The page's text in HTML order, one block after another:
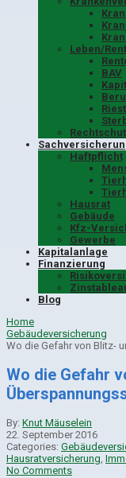
Leben/
BAV
Haftpflicht
Hausrat
Gebäude
Kfz-
Gewerbe
Kapitalanlage
Finanzierung
Blog
Home
Gebäudeversicherung
Wo die Gefahr von Blitz-
Wo die Gefahr
By: Knut Mäuselein
22. September 2016
Categories:
Hausratversicherung
No Comments